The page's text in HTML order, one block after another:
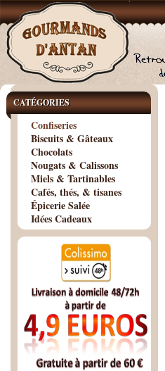
CATÉGORIES
Confiseries
Biscuits & Gâteaux
Chocolats
Nougats & Calissons
Miels & Tartinables
Cafés, thés, & tisanes
Épicerie Salée
Idées Cadeaux